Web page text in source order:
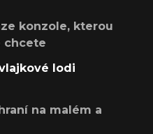
konzole, kterou
chcete
lodi
na malém a